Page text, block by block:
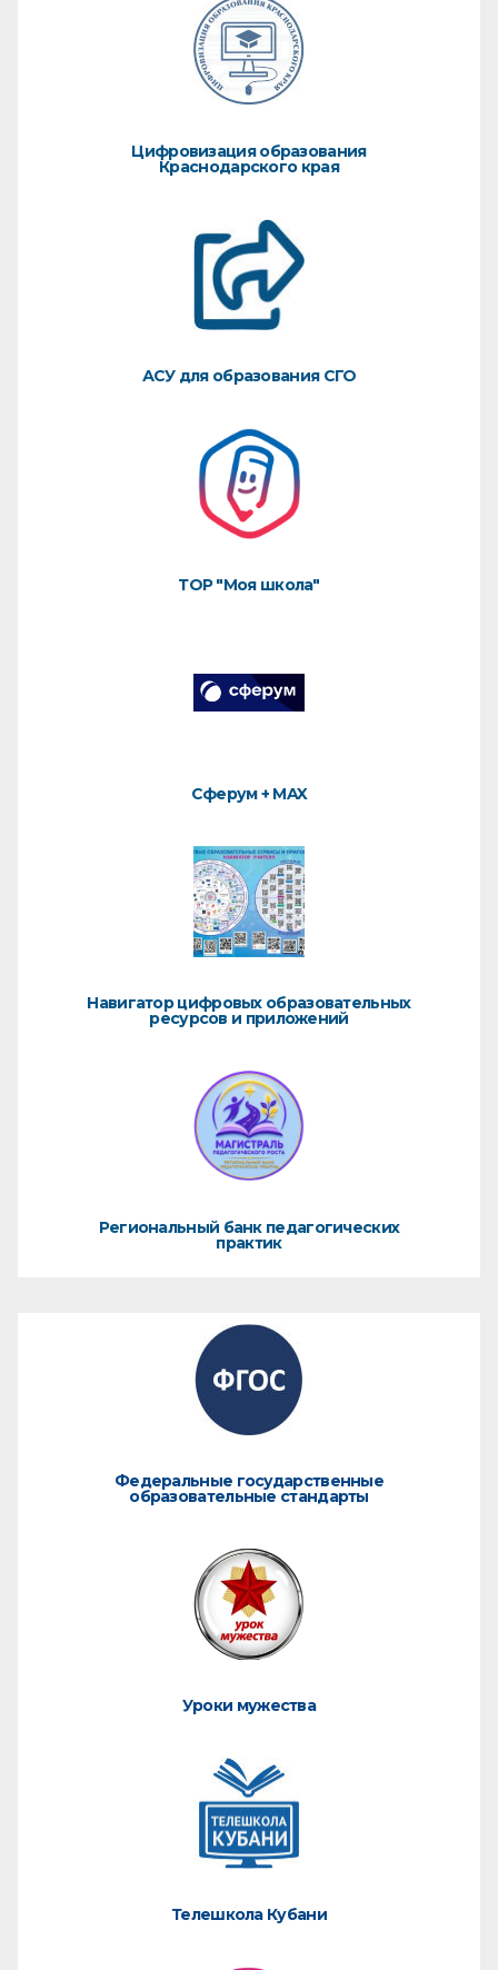
Цифровизация образования
Краснодарского края
АСУ для образования СГО
ТОР "Моя школа"
Сферум + MAX
Навигатор цифровых образовательных
ресурсов и приложений
Региональный банк педагогических
практик
Федеральные государственные
образовательные стандарты
Уроки мужества
Телешкола Кубани